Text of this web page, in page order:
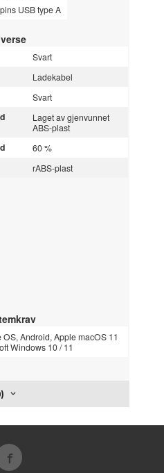
USB type A
Svart
Ladekabel
Svart
Laget av gjenvunnet
ABS-plast
60 %
rABS-plast
Android, Apple macOS 11
Windows 10 / 11